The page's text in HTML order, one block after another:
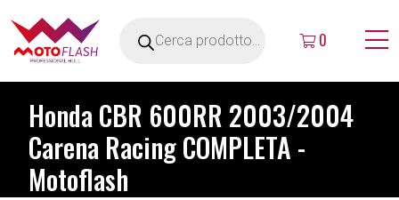
0
Honda CBR 600RR 2003/2004
Carena Racing COMPLETA -
Motoflash